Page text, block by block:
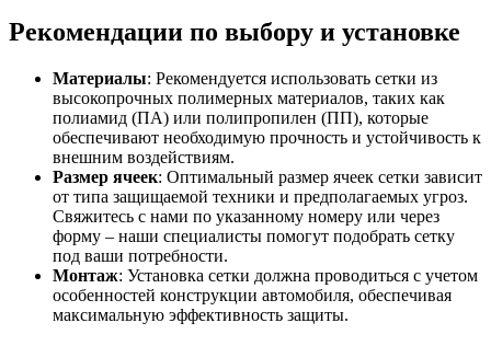
Рекомендации по выбору и установке
Материалы: Рекомендуется использовать сетки из
высокопрочных полимерных материалов, таких как
полиамид (ПА) или полипропилен (ПП), которые
обеспечивают необходимую прочность и устойчивость к
внешним воздействиям.
Размер ячеек: Оптимальный размер ячеек сетки зависит
от типа защищаемой техники и предполагаемых угроз.
Свяжитесь с нами по указанному номеру или через
форму – наши специалисты помогут подобрать сетку
под ваши потребности.
Монтаж: Установка сетки должна проводиться с учетом
особенностей конструкции автомобиля, обеспечивая
максимальную эффективность защиты.